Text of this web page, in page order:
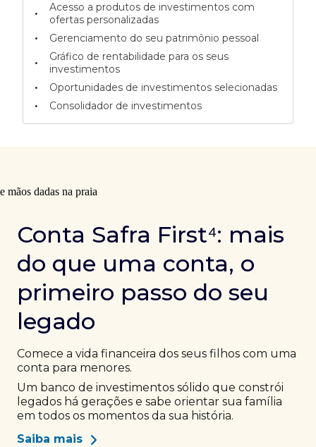
•
Acesso a produtos de investimentos com
ofertas personalizadas
• Gerenciamento do seu patrimônio pessoal
•
Gráfico de rentabilidade para os seus
investimentos
• Oportunidades de investimentos selecionadas
• Consolidador de investimentos
Conta Safra First⁴: mais
do que uma conta, o
primeiro passo do seu
legado
Comece a vida financeira dos seus filhos com uma
conta para menores.
Um banco de investimentos sólido que constrói
legados há gerações e sabe orientar sua família
em todos os momentos da sua história.
Saiba mais